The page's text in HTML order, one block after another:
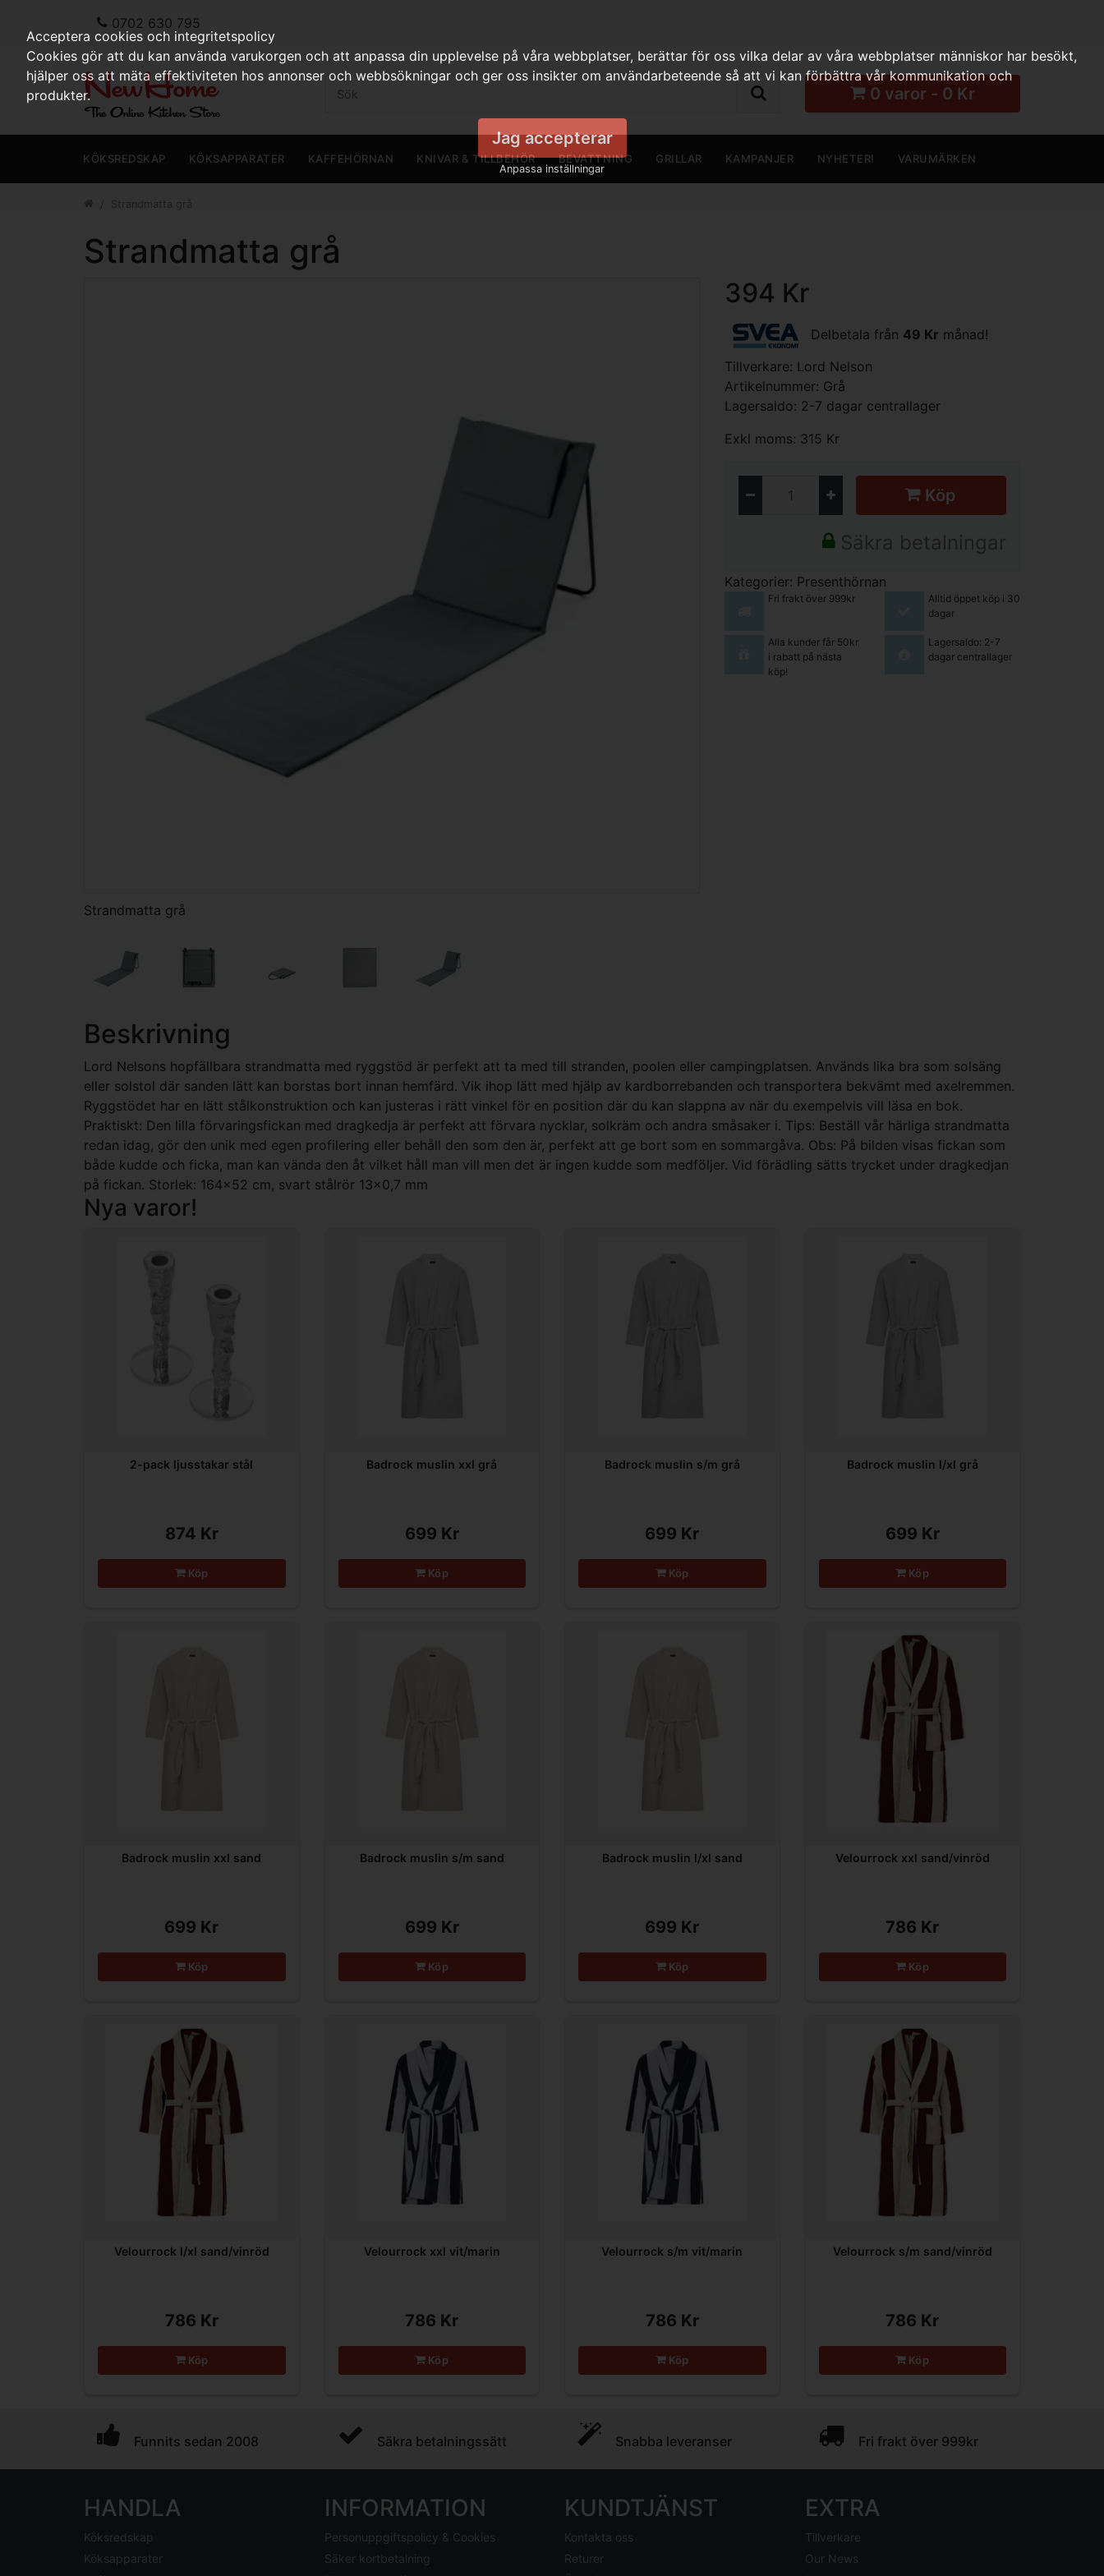
0702 630 795
0 varor - 0 Kr
KÖKSREDSKAP KÖKSAPPARATER KAFFEHÖRNAN KNIVAR & TILLBEHÖR BEVATTNING GRILLAR KAMPANJER NYHETER! VARUMÄRKEN
Strandmatta grå
Strandmatta grå
394 Kr
Delbetala från 49 Kr månad!
Tillverkare: Lord Nelson
Artikelnummer: Grå
Lagersaldo: 2-7 dagar centrallager
Exkl moms: 315 Kr
Köp
Säkra betalningar
Kategorier: Presenthörnan
Fri frakt över 999kr
Alltid öppet köp i 30
dagar
Alla kunder får 50kr
i rabatt på nästa
köp!
Lagersaldo: 2-7
dagar centrallager
Beskrivning
Lord Nelsons hopfällbara strandmatta med ryggstöd är perfekt att ta med till stranden, poolen eller campingplatsen. Används lika bra som solsäng
eller solstol där sanden lätt kan borstas bort innan hemfärd. Vik ihop lätt med hjälp av kardborrebanden och transportera bekvämt med axelremmen.
Ryggstödet har en lätt stålkonstruktion och kan justeras i rätt vinkel för en position där du kan slappna av när du exempelvis vill läsa en bok.
Praktiskt: Den lilla förvaringsfickan med dragkedja är perfekt att förvara nycklar, solkräm och andra småsaker i. Tips: Beställ vår härliga strandmatta
redan idag, gör den unik med egen profilering eller behåll den som den är, perfekt att ge bort som en sommargåva. Obs: På bilden visas fickan som
både kudde och ficka, man kan vända den åt vilket håll man vill men det är ingen kudde som medföljer. Vid förädling sätts trycket under dragkedjan
på fickan. Storlek: 164x52 cm, svart stålrör 13x0,7 mm
Nya varor!
2-pack ljusstakar stål
874 Kr
Köp
Badrock muslin xxl grå
699 Kr
Köp
Badrock muslin s/m grå
699 Kr
Köp
Badrock muslin l/xl grå
699 Kr
Köp
Badrock muslin xxl sand
699 Kr
Köp
Badrock muslin s/m sand
699 Kr
Köp
Badrock muslin l/xl sand
699 Kr
Köp
Velourrock xxl sand/vinröd
786 Kr
Köp
Velourrock l/xl sand/vinröd
786 Kr
Köp
Velourrock xxl vit/marin
786 Kr
Köp
Velourrock s/m vit/marin
786 Kr
Köp
Velourrock s/m sand/vinröd
786 Kr
Köp
Funnits sedan 2008 Säkra betalningssätt Snabba leveranser Fri frakt över 999kr
HANDLA
Köksredskap
Köksapparater
INFORMATION
Personuppgiftspolicy & Cookies
Säker kortbetalning
KUNDTJÄNST
Kontakta oss
Returer
EXTRA
Tillverkare
Our News
Acceptera cookies och integritetspolicy
Cookies gör att du kan använda varukorgen och att anpassa din upplevelse på våra webbplatser, berättar för oss vilka delar av våra webbplatser människor har besökt,
hjälper oss att mäta effektiviteten hos annonser och webbsökningar och ger oss insikter om användarbeteende så att vi kan förbättra vår kommunikation och
produkter.
Jag accepterar
Anpassa inställningar